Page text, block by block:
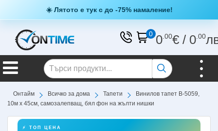
☀️ Лятото е тук с до -75% намаление!
0 0.00€/ 0.00
Онтайм Всичко за дома Тапети
Винилов тапет B-5059,
10м х 45см, самозалепващ, бял фон на жълти нишки
⚡ ТОП ЦЕНА